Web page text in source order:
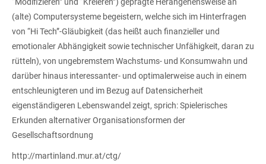
(alte) Computersysteme begeistern, welche sich im Hinterfragen
von “Hi Tech”-Gläubigkeit (das heißt auch finanzieller und
emotionaler Abhängigkeit sowie technischer Unfähigkeit, daran zu
rütteln), von ungebremstem Wachstums- und Konsumwahn und
darüber hinaus interessanter- und optimalerweise auch in einem
entschleunigteren und im Bezug auf Datensicherheit
eigenständigeren Lebenswandel zeigt, sprich: Spielerisches
Erkunden alternativer Organisationsformen der
Gesellschaftsordnung
http://martinland.mur.at/ctg/